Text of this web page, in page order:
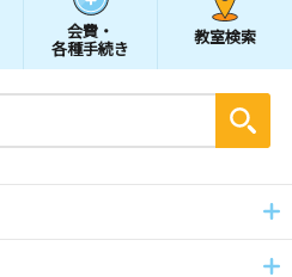
会費・
各種手続き
教室検索